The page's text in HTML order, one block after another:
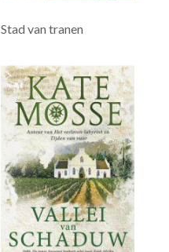
Stad van tranen